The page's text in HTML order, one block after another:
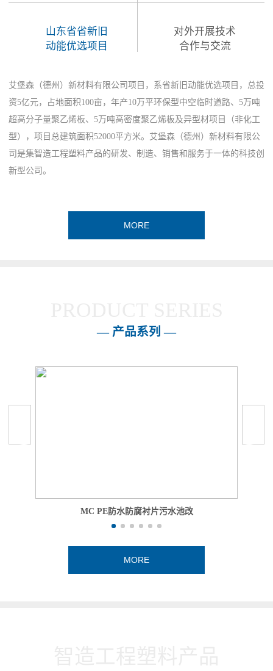
山东省省新旧
动能优选项目
对外开展技术
合作与交流
艾堡森（德州）新材料有限公司项目，系省新旧动能优选项目，总投
资5亿元，占地面积100亩，年产10万平环保型中空临时道路、5万吨
超高分子量聚乙烯板、5万吨高密度聚乙烯板及异型材项目（非化工
型），项目总建筑面积52000平方米。艾堡森（德州）新材料有限公
司是集智造工程塑料产品的研发、制造、销售和服务于一体的科技创
新型公司。
MORE
— 产品系列 —
MC PE防水防腐衬片污水池改
MORE